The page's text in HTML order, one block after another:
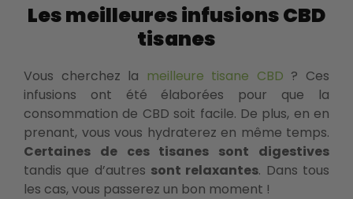
Les meilleures infusions CBD
tisanes
Vous cherchez la meilleure tisane CBD ? Ces
infusions ont été élaborées pour que la
consommation de CBD soit facile. De plus, en en
prenant, vous vous hydraterez en même temps.
Certaines de ces tisanes sont digestives
tandis que d’autres sont relaxantes. Dans tous
les cas, vous passerez un bon moment !